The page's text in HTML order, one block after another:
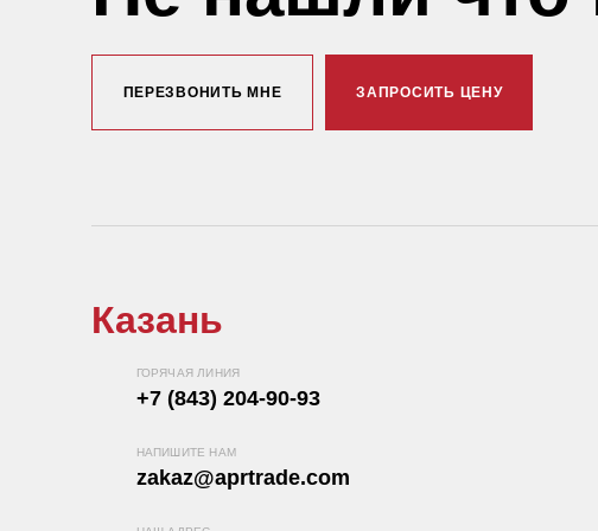
ПЕРЕЗВОНИТЬ МНЕ ЗАПРОСИТЬ ЦЕНУ
Казань
ГОРЯЧАЯ ЛИНИЯ
+7 (843) 204-90-93
НАПИШИТЕ НАМ
zakaz@aprtrade.com